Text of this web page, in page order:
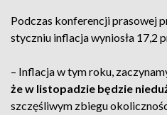
Podczas konferencji prasowej
styczniu inflacja wyniosła 17,2
– Inflacja w tym roku,
że w listopadzie będzie
szczęśliwym zbiegu